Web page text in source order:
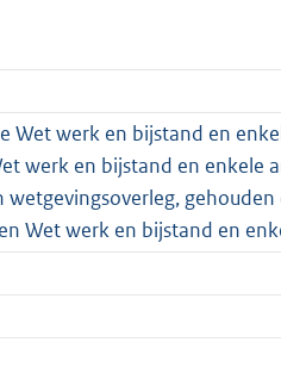
Wet werk en bijstand en
werk en bijstand en enkele
wetgevingsoverleg,
Wet werk en bijstand en